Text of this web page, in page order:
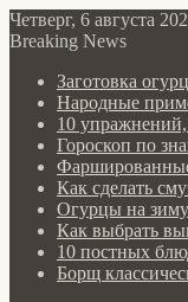
Четверг, 6 августа
Breaking News
Заготовка
Народные
10
Гороскоп по
Как сделать
Огурцы на зиму
Как выбрать
10 постных
Борщ